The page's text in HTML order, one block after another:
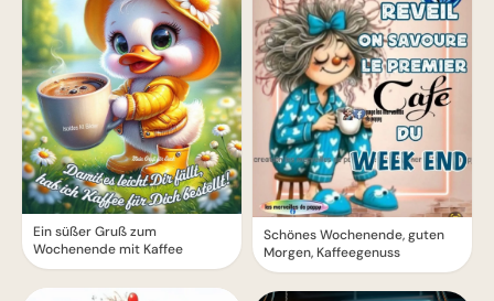
Ein süßer Gruß zum
Wochenende mit Kaffee
Schönes Wochenende, guten
Morgen, Kaffeegenuss